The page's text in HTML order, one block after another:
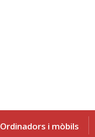
Ordinadors i mòbils